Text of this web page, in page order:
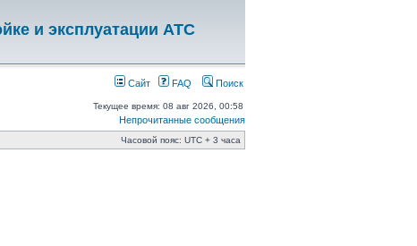
и эксплуатации АТС
Сайт FAQ Поиск
Текущее время: 08 авг 2026, 00:58
Непрочитанные сообщения
Часовой пояс: UTC + 3 часа